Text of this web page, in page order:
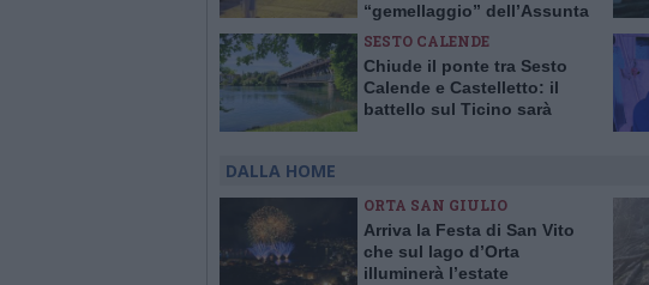
“gemellaggio” dell’Assunta
SESTO CALENDE
Chiude il ponte tra Sesto
Calende e Castelletto: il
battello sul Ticino sarà
DALLA HOME
ORTA SAN GIULIO
Arriva la Festa di San Vito
che sul lago d’Orta
illuminerà l’estate